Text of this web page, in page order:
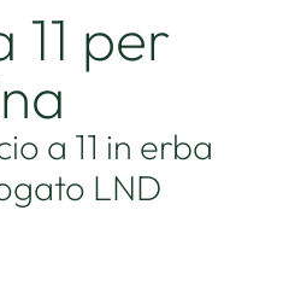
11 per
a 11 in erba
LND